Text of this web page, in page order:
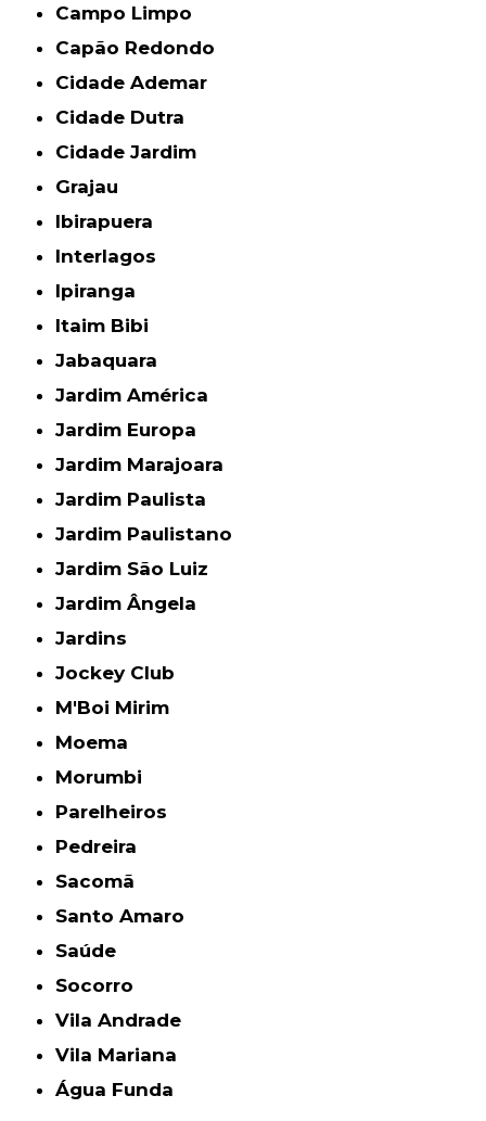
Campo Limpo
Capão Redondo
Cidade Ademar
Cidade Dutra
Cidade Jardim
Grajau
Ibirapuera
Interlagos
Ipiranga
Itaim Bibi
Jabaquara
Jardim América
Jardim Europa
Jardim Marajoara
Jardim Paulista
Jardim Paulistano
Jardim São Luiz
Jardim Ângela
Jardins
Jockey Club
M'Boi Mirim
Moema
Morumbi
Parelheiros
Pedreira
Sacomã
Santo Amaro
Saúde
Socorro
Vila Andrade
Vila Mariana
Água Funda